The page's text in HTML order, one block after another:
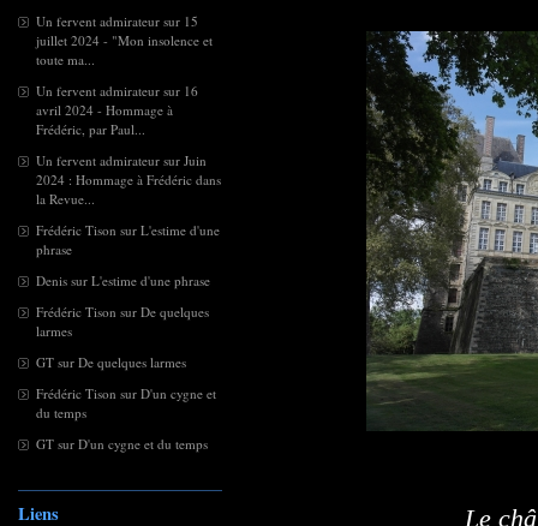
Un fervent admirateur sur 15
juillet 2024 - "Mon insolence et
toute ma...
Un fervent admirateur sur 16
avril 2024 - Hommage à
Frédéric, par Paul...
Un fervent admirateur sur Juin
2024 : Hommage à Frédéric dans
la Revue...
Frédéric Tison sur L'estime d'une
phrase
Denis sur L'estime d'une phrase
Frédéric Tison sur De quelques
larmes
GT sur De quelques larmes
Frédéric Tison sur D'un cygne et
du temps
GT sur D'un cygne et du temps
Liens
Le